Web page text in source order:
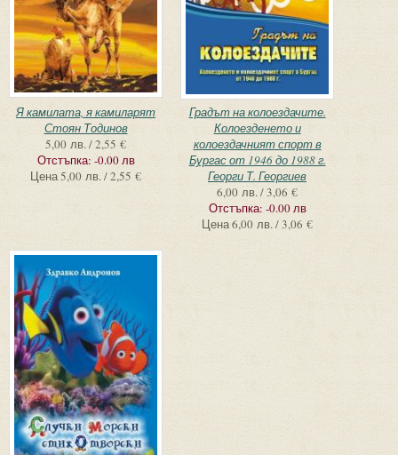
Я камилата, я камиларят
Стоян Тодинов
5,00 лв. / 2,55 €
Отстъпка: -0.00 лв
Цена5,00 лв. / 2,55 €
Градът на колоездачите.
Колоезденето и
колоездачният спорт в
Бургас от 1946 до 1988 г.
Георги Т. Георгиев
6,00 лв. / 3,06 €
Отстъпка: -0.00 лв
Цена6,00 лв. / 3,06 €